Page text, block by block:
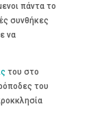
πάντα το
συνθήκες
να
του στο
του